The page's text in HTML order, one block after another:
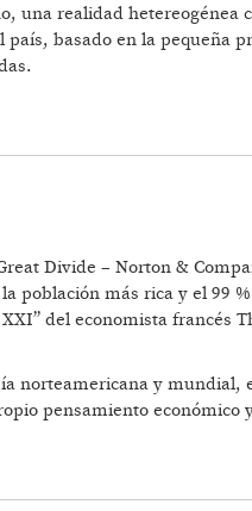
una realidad
basado en la pequeña
Divide – Norton &
población más rica y el 99
del economista francés
norteamericana y
pensamiento económico